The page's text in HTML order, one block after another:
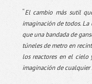
“El cambio más sutil
imaginación de todos.
que una bandada de
túneles de metro en
los reactores en el cielo
imaginación de cualquier